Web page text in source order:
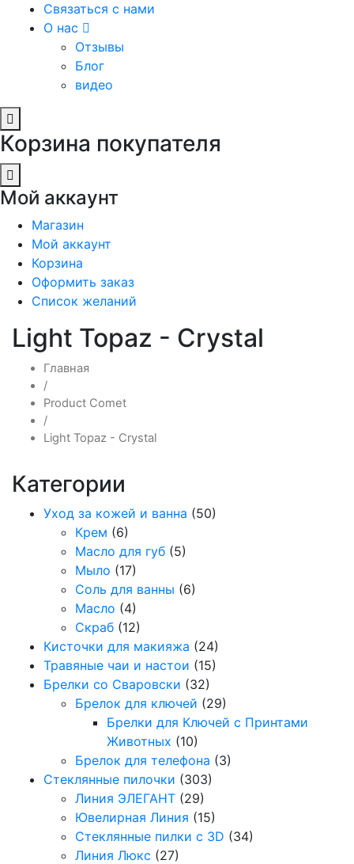
Связаться с нами
О нас
Отзывы
Блог
видео
Корзина покупателя
Мой аккаунт
Магазин
Мой аккаунт
Корзина
Оформить заказ
Список желаний
Light Topaz - Crystal
Главная
/
Product Comet
/
Light Topaz - Crystal
Категории
Уход за кожей и ванна (50)
Крем (6)
Масло для губ (5)
Мыло (17)
Соль для ванны (6)
Масло (4)
Скраб (12)
Кисточки для макияжа (24)
Травяные чаи и настои (15)
Брелки со Сваровски (32)
Брелок для ключей (29)
Брелки для Ключей с Принтами
Животных (10)
Брелок для телефона (3)
Стеклянные пилочки (303)
Линия ЭЛЕГАНТ (29)
Ювелирная Линия (15)
Стеклянные пилки с 3D (34)
Линия Люкс (27)